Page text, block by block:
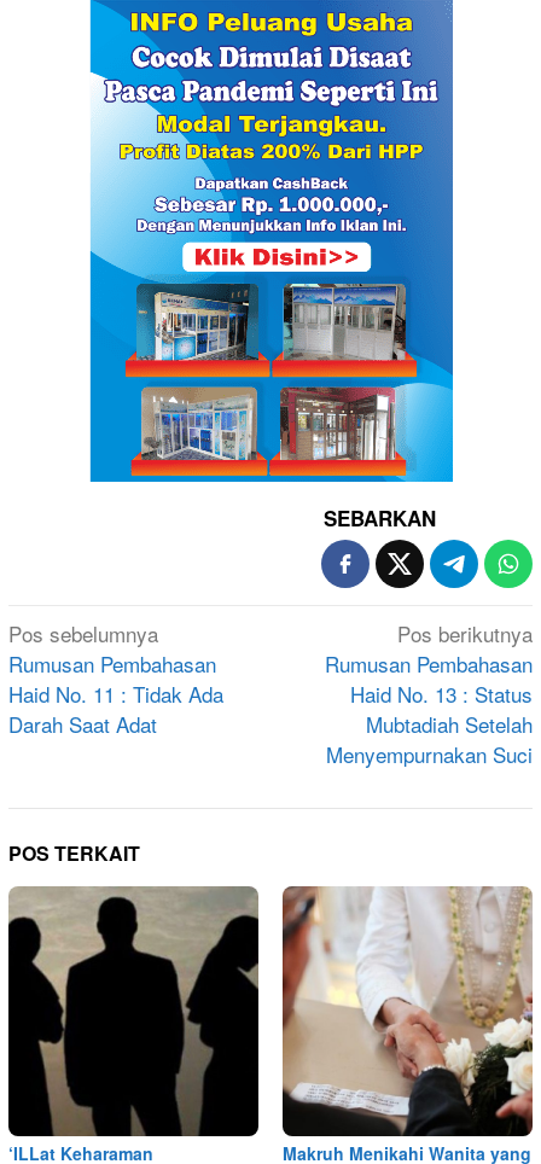
SEBARKAN
Navigasi
pos
Pos sebelumnya
Rumusan Pembahasan
Haid No. 11 : Tidak Ada
Darah Saat Adat
Pos berikutnya
Rumusan Pembahasan
Haid No. 13 : Status
Mubtadiah Setelah
Menyempurnakan Suci
POS TERKAIT
‘ILLat Keharaman
Makruh Menikahi Wanita yang